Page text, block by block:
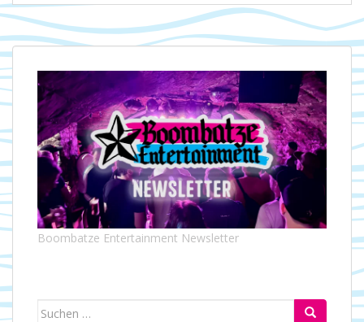
Boombatze Entertainment Newsletter
Suchen